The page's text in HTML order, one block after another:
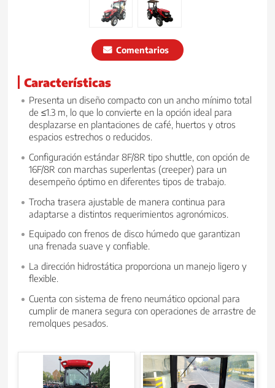
Comentarios
Características
Presenta un diseño compacto con un ancho mínimo total
de ≤1.3 m, lo que lo convierte en la opción ideal para
desplazarse en plantaciones de café, huertos y otros
espacios estrechos o reducidos.
Configuración estándar 8F/8R tipo shuttle, con opción de
16F/8R con marchas superlentas (creeper) para un
desempeño óptimo en diferentes tipos de trabajo.
Trocha trasera ajustable de manera continua para
adaptarse a distintos requerimientos agronómicos.
Equipado con frenos de disco húmedo que garantizan
una frenada suave y confiable.
La dirección hidrostática proporciona un manejo ligero y
flexible.
Cuenta con sistema de freno neumático opcional para
cumplir de manera segura con operaciones de arrastre de
remolques pesados.